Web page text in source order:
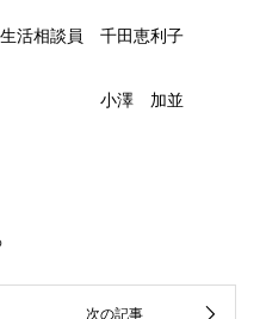
活相談員 千田恵利子
員 小澤 加並